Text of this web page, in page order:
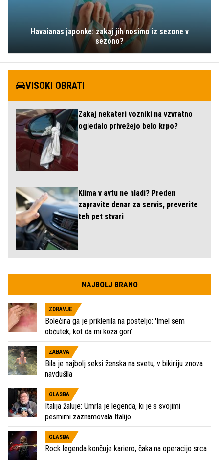
Havaianas japonke: zakaj jih nosimo iz sezone v
sezono?
VISOKI OBRATI
Zakaj nekateri vozniki na vzvratno
ogledalo privežejo belo krpo?
Klima v avtu ne hladi? Preden
zapravite denar za servis, preverite
teh pet stvari
NAJBOLJ BRANO
ZDRAVJE
Bolečina ga je priklenila na posteljo: 'Imel sem
občutek, kot da mi koža gori'
ZABAVA
Bila je najbolj seksi ženska na svetu, v bikiniju znova
navdušila
GLASBA
Italija žaluje: Umrla je legenda, ki je s svojimi
pesmimi zaznamovala Italijo
GLASBA
Rock legenda končuje kariero, čaka na operacijo srca